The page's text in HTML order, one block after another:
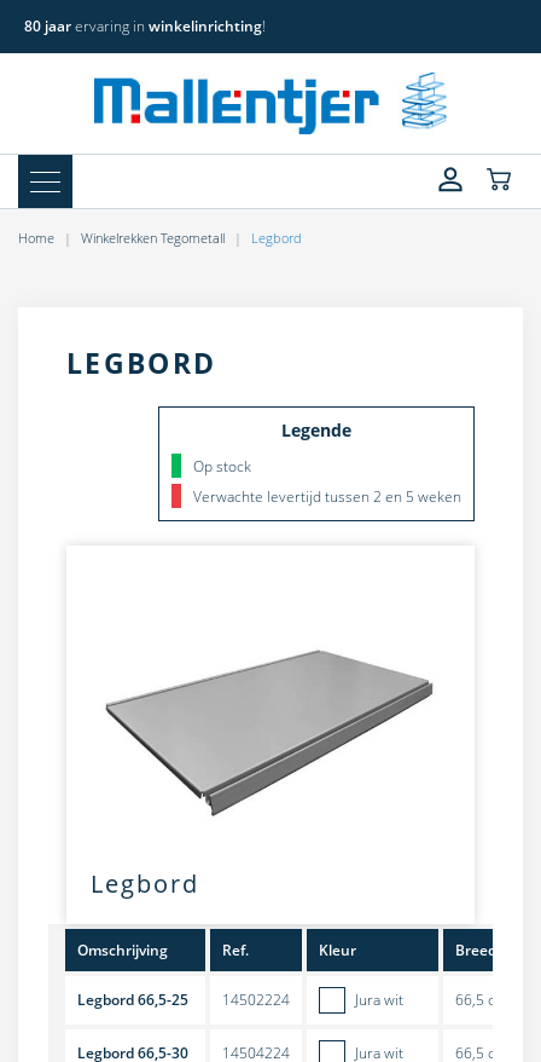
80 jaarervaring in winkelinrichting!
Home Winkelrekken Tegometall Legbord
LEGBORD
Legende
Op stock
Verwachte levertijd tussen 2 en 5 weken
Legbord
Omschrijving Ref. Kleur Breedte
Legbord 66,5-25 14502224 Jura wit 66,5 cm
Legbord 66,5-30 14504224 Jura wit 66,5 cm